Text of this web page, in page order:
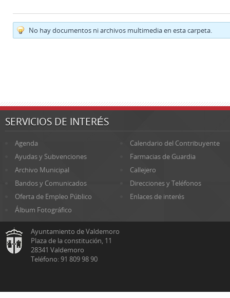
No hay documentos ni archivos multimedia en esta carpeta.
SERVICIOS DE INTERÉS
Agenda
Calendario del Contribuyente
Ayudas y Subvenciones
Farmacias de Guardia
Archivo Municipal
Callejero
Bandos y Comunicados
Direcciones y Teléfonos
Oferta de Empleo Público
Enlaces de interés
Álbum Fotográfico
Ayuntamiento de Valdemoro
Plaza de la constitución, 11
28341 Valdemoro
Teléfono: 91 809 98 90